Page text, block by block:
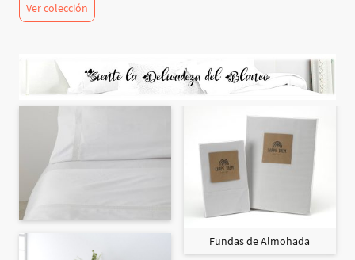
Ver colección
Fundas de Almohada